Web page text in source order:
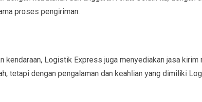
proses pengiriman.
kendaraan, Logistik Express juga menyediakan jasa kirim
tetapi dengan pengalaman dan keahlian yang dimiliki